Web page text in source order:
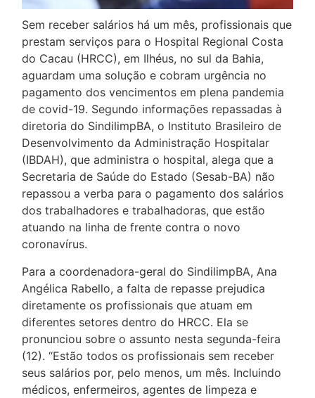
Sem receber salários há um mês, profissionais que
prestam serviços para o Hospital Regional Costa
do Cacau (HRCC), em Ilhéus, no sul da Bahia,
aguardam uma solução e cobram urgência no
pagamento dos vencimentos em plena pandemia
de covid-19. Segundo informações repassadas à
diretoria do SindilimpBA, o Instituto Brasileiro de
Desenvolvimento da Administração Hospitalar
(IBDAH), que administra o hospital, alega que a
Secretaria de Saúde do Estado (Sesab-BA) não
repassou a verba para o pagamento dos salários
dos trabalhadores e trabalhadoras, que estão
atuando na linha de frente contra o novo
coronavírus.
Para a coordenadora-geral do SindilimpBA, Ana
Angélica Rabello, a falta de repasse prejudica
diretamente os profissionais que atuam em
diferentes setores dentro do HRCC. Ela se
pronunciou sobre o assunto nesta segunda-feira
(12). “Estão todos os profissionais sem receber
seus salários por, pelo menos, um mês. Incluindo
médicos, enfermeiros, agentes de limpeza e